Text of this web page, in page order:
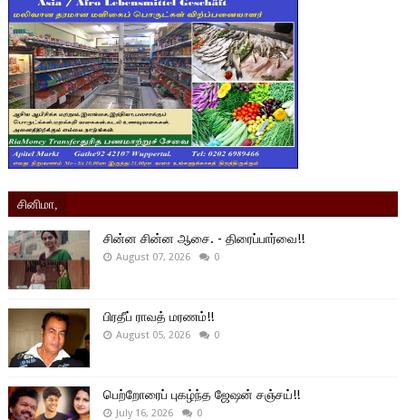
சினிமா,
சின்ன சின்ன ஆசை. - திரைப்பார்வை!!
August 07, 2026 0
பிரதீப் ராவத் மரணம்!!
August 05, 2026 0
பெற்றோரைப் புகழ்ந்த ஜேஷன் சஞ்சய்!!
July 16, 2026 0